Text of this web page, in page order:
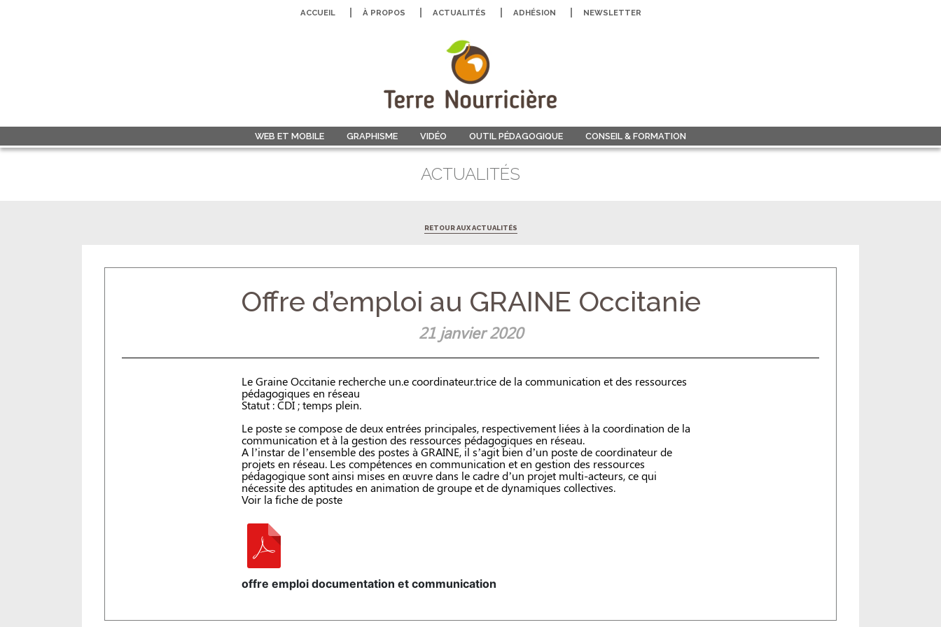
ACCUEIL À PROPOS ACTUALITÉS ADHÉSION NEWSLETTER
WEB ET MOBILE GRAPHISME VIDÉO OUTIL PÉDAGOGIQUE CONSEIL & FORMATION
ACTUALITÉS
RETOUR AUX ACTUALITÉS
Offre d’emploi au GRAINE Occitanie
21 janvier 2020
Le Graine Occitanie recherche un.e coordinateur.trice de la communication et des ressources
pédagogiques en réseau
Statut : CDI ; temps plein.
Le poste se compose de deux entrées principales, respectivement liées à la coordination de la
communication et à la gestion des ressources pédagogiques en réseau.
A l’instar de l’ensemble des postes à GRAINE, il s’agit bien d’un poste de coordinateur de
projets en réseau. Les compétences en communication et en gestion des ressources
pédagogique sont ainsi mises en œuvre dans le cadre d’un projet multi-acteurs, ce qui
nécessite des aptitudes en animation de groupe et de dynamiques collectives.
Voir la fiche de poste
offre emploi documentation et communication